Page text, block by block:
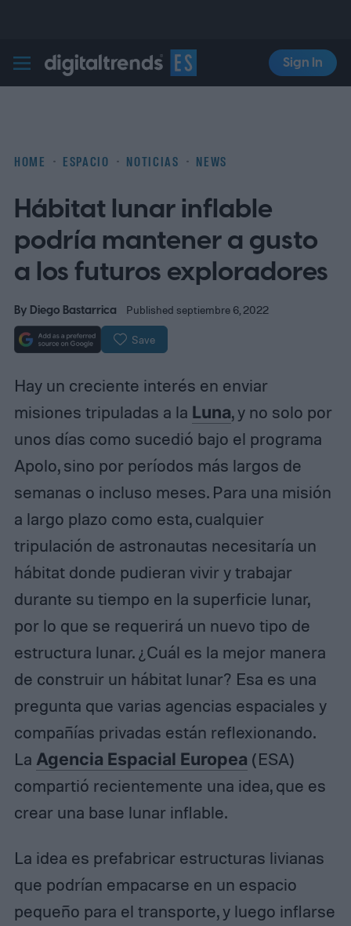
Digital Trends Español
Sign In
HOME ESPACIO NOTICIAS NEWS
Hábitat lunar inflable
podría mantener a gusto
a los futuros exploradores
By Diego Bastarrica Published septiembre 6, 2022
Save
Hay un creciente interés en enviar
misiones tripuladas a la Luna, y no solo por
unos días como sucedió bajo el programa
Apolo, sino por períodos más largos de
semanas o incluso meses. Para una misión
a largo plazo como esta, cualquier
tripulación de astronautas necesitaría un
hábitat donde pudieran vivir y trabajar
durante su tiempo en la superficie lunar,
por lo que se requerirá un nuevo tipo de
estructura lunar. ¿Cuál es la mejor manera
de construir un hábitat lunar? Esa es una
pregunta que varias agencias espaciales y
compañías privadas están reflexionando.
La Agencia Espacial Europea (ESA)
compartió recientemente una idea, que es
crear una base lunar inflable.
La idea es prefabricar estructuras livianas
que podrían empacarse en un espacio
pequeño para el transporte, y luego inflarse